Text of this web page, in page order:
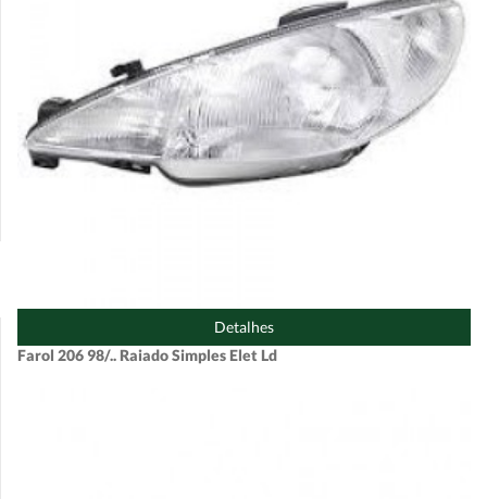
Detalhes
Farol 206 98/.. Raiado Simples Elet Ld